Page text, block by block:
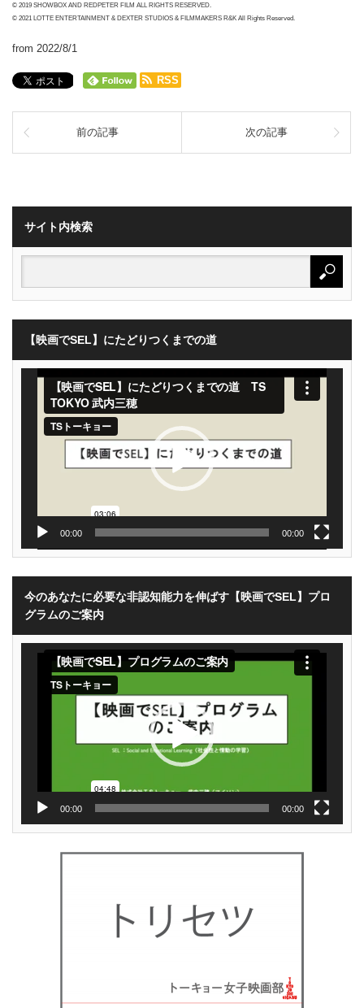
© 2019 SHOWBOX AND REDPETER FILM ALL RIGHTS RESERVED.
© 2021 LOTTE ENTERTAINMENT & DEXTER STUDIOS & FILMMAKERS R&K All Rights Reserved.
from 2022/8/1
RSS
前の記事 次の記事
サイト内検索
【映画でSEL】にたどりつくまでの道
動
00:00 00:00
今のあなたに必要な非認知能力を伸ばす【映画でSEL】プロ
グラムのご案内
00:00 00:00